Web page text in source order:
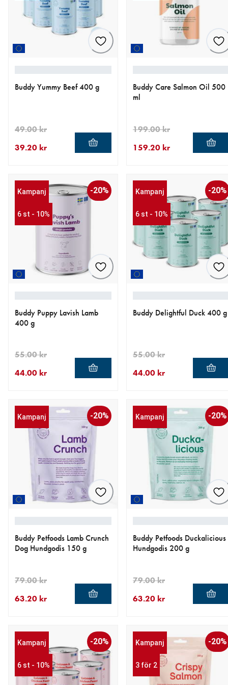
Buddy Yummy Beef 400 g
39.20 kr
49.00 kr
Buddy Care Salmon Oil 500
ml
159.20 kr
199.00 kr
Kampanj
6 st - 10%
-20%
Buddy Puppy Lavish Lamb
400 g
44.00 kr
55.00 kr
Kampanj
6 st - 10%
-20%
Buddy Delightful Duck 400 g
44.00 kr
55.00 kr
Kampanj -20%
Buddy Petfoods Lamb Crunch
Dog Hundgodis 150 g
63.20 kr
79.00 kr
Kampanj -20%
Buddy Petfoods Duckalicious
Hundgodis 200 g
63.20 kr
79.00 kr
Kampanj
6 st - 10%
-20% Kampanj
3 för 2
-20%